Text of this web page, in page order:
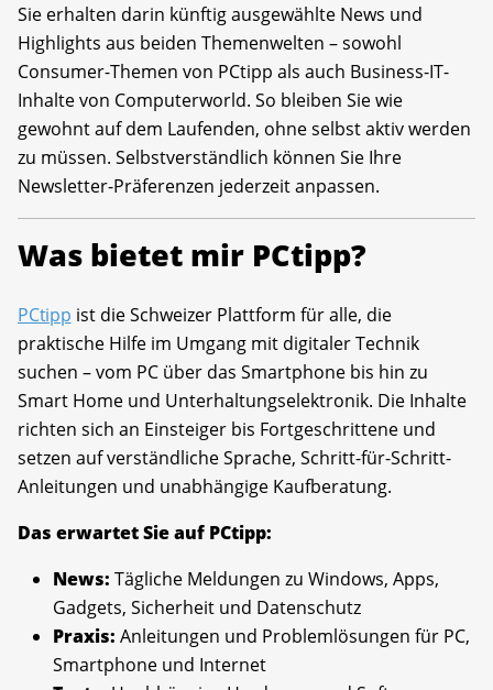
Sie erhalten darin künftig ausgewählte News und
Highlights aus beiden Themenwelten – sowohl
Consumer-Themen von PCtipp als auch Business-IT-
Inhalte von Computerworld. So bleiben Sie wie
gewohnt auf dem Laufenden, ohne selbst aktiv werden
zu müssen. Selbstverständlich können Sie Ihre
Newsletter-Präferenzen jederzeit anpassen.
Was bietet mir PCtipp?
PCtipp ist die Schweizer Plattform für alle, die
praktische Hilfe im Umgang mit digitaler Technik
suchen – vom PC über das Smartphone bis hin zu
Smart Home und Unterhaltungselektronik. Die Inhalte
richten sich an Einsteiger bis Fortgeschrittene und
setzen auf verständliche Sprache, Schritt-für-Schritt-
Anleitungen und unabhängige Kaufberatung.
Das erwartet Sie auf PCtipp:
News: Tägliche Meldungen zu Windows, Apps,
Gadgets, Sicherheit und Datenschutz
Praxis: Anleitungen und Problemlösungen für PC,
Smartphone und Internet